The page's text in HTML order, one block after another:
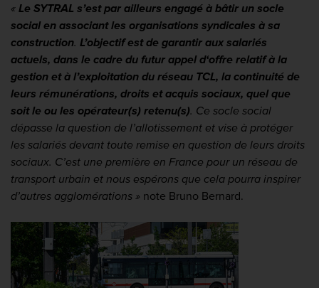
« Le SYTRAL s’est par ailleurs engagé à bâtir un socle
social en associant les organisations syndicales à sa
construction. L’objectif est de garantir aux salariés
actuels, dans le cadre du futur appel d‘offre relatif à la
gestion et à l’exploitation du réseau TCL, la continuité de
leurs rémunérations, droits et acquis sociaux, quel que
soit le ou les opérateur(s) retenu(s). Ce socle social
dépasse la question de l’allotissement et vise à protéger
les salariés devant toute remise en question de leurs droits
sociaux. C’est une première en France pour un réseau de
transport urbain et nous espérons que cela pourra inspirer
d’autres agglomérations » note Bruno Bernard.